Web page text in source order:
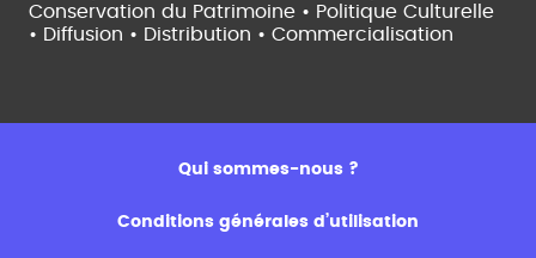
Conservation du Patrimoine • Politique Culturelle
• Diffusion • Distribution • Commercialisation
Qui sommes-nous ?
Conditions générales d’utilisation